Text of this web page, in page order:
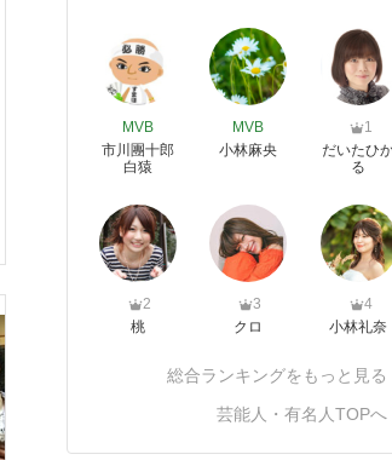
MVB
市川團十郎
白猿
MVB
小林麻央
1
だいたひ
る
2
桃
3
クロ
4
小林礼奈
総合ランキングをもっと見る
芸能人・有名人TOPへ